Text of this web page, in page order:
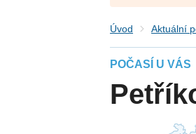
Úvod Aktuální
POČASÍ U VÁS